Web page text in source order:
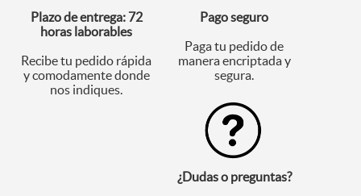
Plazo de entrega: 72
horas laborables
Recibe tu pedido rápida
y comodamente donde
nos indiques.
Pago seguro
Paga tu pedido de
manera encriptada y
segura.
¿Dudas o preguntas?